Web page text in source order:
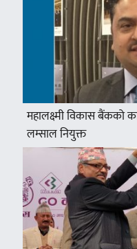
महालक्ष्मी विकास बैंकको
लम्साल नियुक्त